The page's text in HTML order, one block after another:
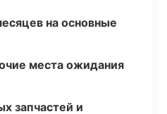
на основные
места ожидания
запчастей и